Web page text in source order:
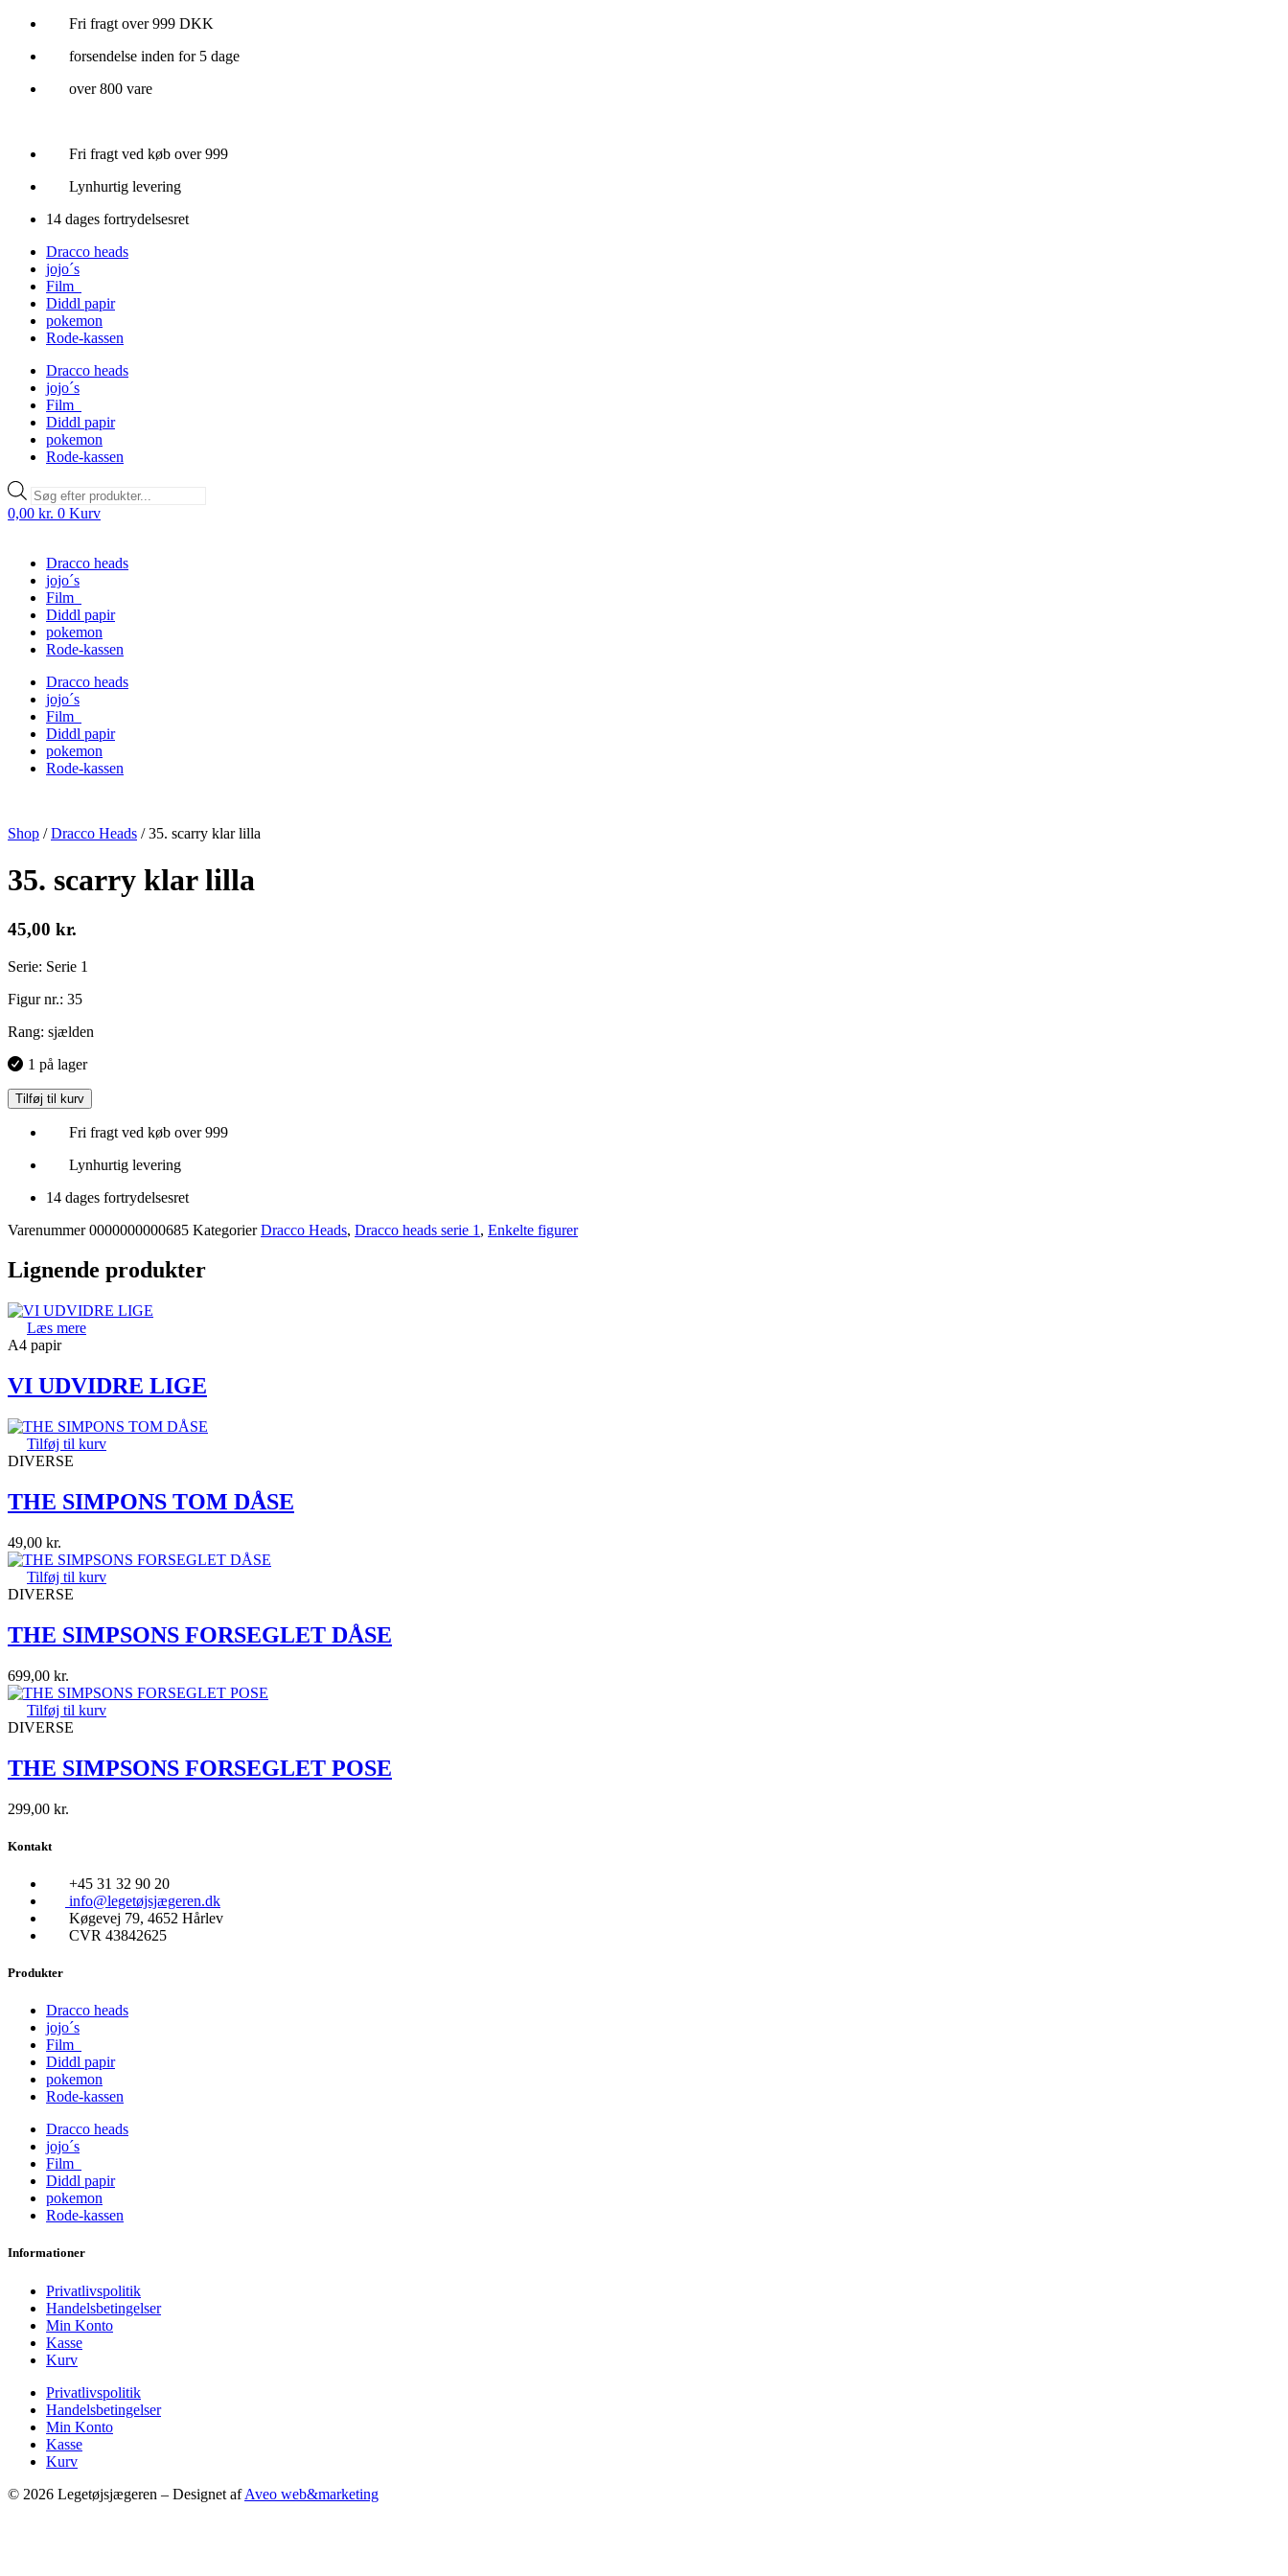
Videre
indhold
Fri fragt over 999 DKK
forsendelse inden for 5 dage
over 800 vare
Fri fragt ved køb over 999
Lynhurtig levering
14 dages fortrydelsesret
Dracco heads
jojo´s
Film
Diddl papir
pokemon
Rode-kassen
Dracco heads
jojo´s
Film
Diddl papir
pokemon
Rode-kassen
Products
search
0,00 kr. 0 Kurv
Dracco heads
jojo´s
Film
Diddl papir
pokemon
Rode-kassen
Dracco heads
jojo´s
Film
Diddl papir
pokemon
Rode-kassen
Shop /Dracco Heads /35. scarry klar lilla
35. scarry klar lilla
45,00 kr.
Serie: Serie 1
Figur nr.: 35
Rang: sjælden
1 på lager
Tilføj til kurv
Fri fragt ved køb over 999
Lynhurtig levering
14 dages fortrydelsesret
Varenummer0000000000685 Kategorier Dracco Heads, Dracco heads serie 1 , Enkelte figurer
Lignende produkter
Læs mere
A4 papir
VI UDVIDRE LIGE
Tilføj til kurv
DIVERSE
THE SIMPONS TOM DÅSE
49,00 kr.
Tilføj til kurv
DIVERSE
THE SIMPSONS FORSEGLET DÅSE
699,00 kr.
Tilføj til kurv
DIVERSE
THE SIMPSONS FORSEGLET POSE
299,00 kr.
Kontakt
+45 31 32 90 20
info@legetøjsjægeren.dk
Køgevej 79, 4652 Hårlev
CVR 43842625
Produkter
Dracco heads
jojo´s
Film
Diddl papir
pokemon
Rode-kassen
Dracco heads
jojo´s
Film
Diddl papir
pokemon
Rode-kassen
Informationer
Privatlivspolitik
Handelsbetingelser
Min Konto
Kasse
Kurv
Privatlivspolitik
Handelsbetingelser
Min Konto
Kasse
Kurv
© 2026 Legetøjsjægeren – Designet afAveo web&marketing